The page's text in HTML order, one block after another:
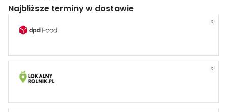
Najbliższe terminy w dostawie
?
?